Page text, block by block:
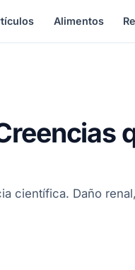
Alimentos
científica. Daño